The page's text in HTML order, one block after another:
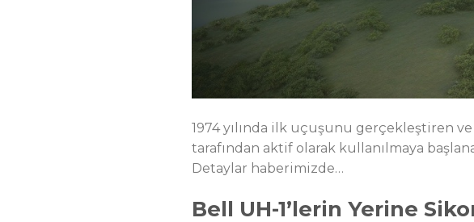
1974 yılında ilk uçuşunu gerçekleştiren
tarafından aktif olarak kullanılmaya
Detaylar haberimizde…
Bell UH-1’lerin Yerine